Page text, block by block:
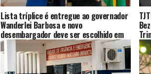
Lista tríplice é entregue ao governador
Wanderlei Barbosa e novo
desembargador deve ser escolhido em
até 20 dias